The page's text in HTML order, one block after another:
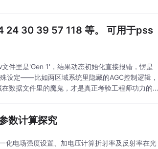
24 30 39 57 118 等。 可用于pss
件里是'Gen 1'，结果动态初始化直接报错，愣是
设定——比如两区域系统里隐藏的AGC控制逻辑，
据文件里的魔鬼，才是真正考验工程师功力的地
数计算探究
化电场强度设置、加电压计算折射率及反射率在光